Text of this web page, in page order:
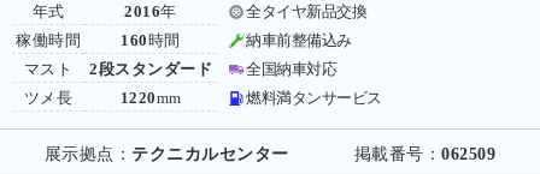
年式
稼働時間
マスト
ツメ長
2016年
160 時間
2段スタンダード
1220mm
全タイヤ新品交換
納車前整備込み
全国納車対応
燃料満タンサービス
展示拠点： テクニカルセンター 掲載番号：062509